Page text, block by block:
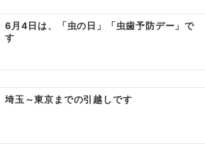
6月4日は、「虫の日」「虫歯予防デー」で
す
埼玉～東京までの引越しです